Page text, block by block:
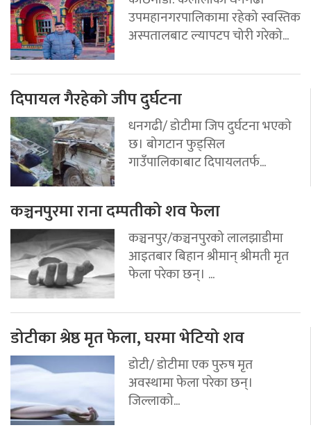
उपमहानगरपालिकामा रहेको स्वस्तिक
अस्पतालबाट ल्यापटप चोरी गरेको...
दिपायल गैरहेको जीप दुर्घटना
धनगढी/ डोटीमा जिप दुर्घटना भएको
छ। बोगटान फुड्सिल
गाउँपालिकाबाट दिपायलतर्फ...
कञ्चनपुरमा राना दम्पतीको शव फेला
कञ्चनपुर/कञ्चनपुरको लालझाडीमा
आइतबार बिहान श्रीमान् श्रीमती मृत
फेला परेका छन्। ...
डोटीका श्रेष्ठ मृत फेला, घरमा भेटियो शव
डोटी/ डोटीमा एक पुरुष मृत
अवस्थामा फेला परेका छन्।
जिल्लाको...